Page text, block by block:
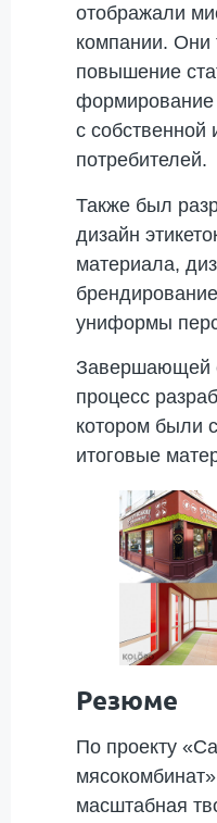
отображали
компании. Они
повышение
формирование
с собственной
потребителей.
Также был
дизайн
материала,
униформы
Завершающей
процесс
котором были
итоговые
Резюме
По проекту
масштабная